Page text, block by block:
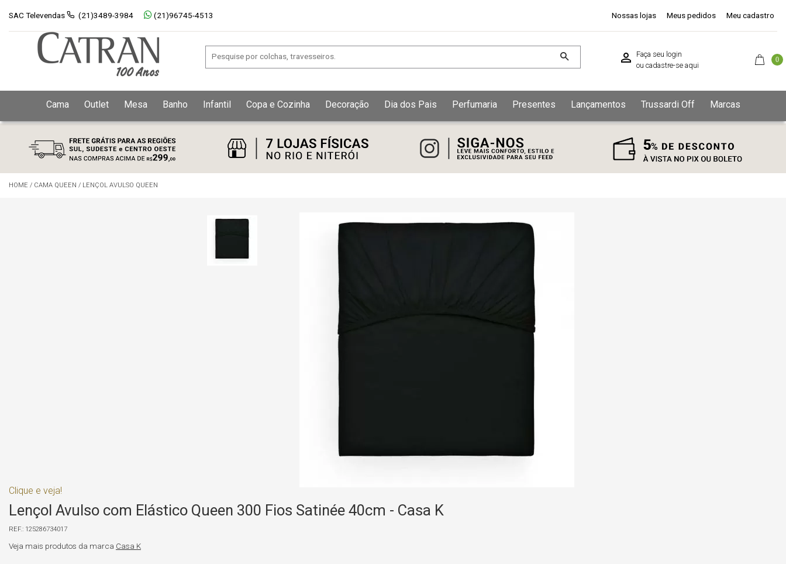
SAC Televendas (21)3489-3984 (21)96745-4513 Nossas lojas Meus pedidos Meu cadastro
Faça seu login
ou cadastre-se aqui
0
Cama Outlet Mesa Banho Infantil Copa e Cozinha Decoração Dia dos Pais Perfumaria Presentes Lançamentos Trussardi Off Marcas
HOME / CAMA QUEEN / LENÇOL AVULSO QUEEN
Clique e veja!
Lençol Avulso com Elástico Queen 300 Fios Satinée 40cm - Casa K
125286734017
Veja mais produtos da marca Casa K